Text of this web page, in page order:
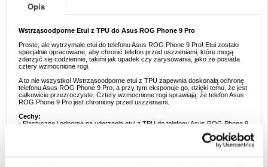
Opis
Wstrząsoodporne Etui z TPU do Asus ROG Phone 9 Pro
Proste, ale wytrzymałe etui do telefonu Asus ROG Phone 9 Pro! Etui zostało
specjalnie opracowane, aby chronić telefon przed uszzeniami, które mogą
zdarzyć się codziennie, takimi jak upadek czy zarysowania, jako że posiada
cztery wzmocnione rogi.
A to nie wszystko! Wstrząsoodporne etui z TPU zapewnia doskonałą ochronę
telefonu Asus ROG Phone 9 Pro, a przy tym eksponuje go, dzięki temu, że jest
całkowicie przezroczyste. Cztery wzmocnione rogi sprawiają, że telefon Asus
ROG Phone 9 Pro jest chroniony przed uszzeniami.
Cechy:
- Elastyczne i odporne na uderzenia etui z TPU do telefonu Asus ROG Phone 9
- Zaprojektowane z czterema wzmocnionymi rogami, aby idealnie chronić